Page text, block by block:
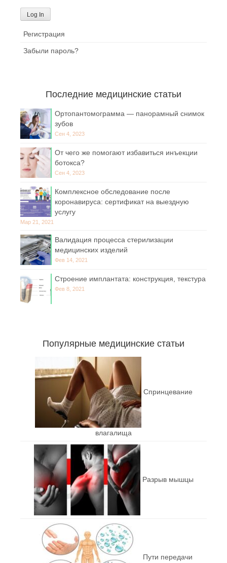
Регистрация
Забыли пароль?
Последние медицинские статьи
Ортопантомограмма — панорамный снимок
зубов
Сен 4, 2023
От чего же помогают избавиться инъекции
ботокса?
Сен 4, 2023
Комплексное обследование после
коронавируса: сертификат на выездную
услугу
Мар 21, 2021
Валидация процесса стерилизации
медицинских изделий
Фев 14, 2021
Строение имплантата: конструкция, текстура
Фев 8, 2021
Популярные медицинские статьи
Спринцевание
влагалища
Разрыв мышцы
Пути передачи